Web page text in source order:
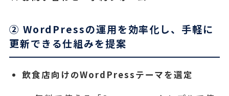
② WordPressの運用を効率化し、手軽に
更新できる仕組みを提案
飲食店向けのWordPressテーマを選定